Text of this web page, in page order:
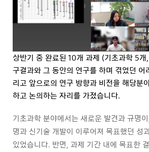
상반기 중 완료된 10개 과제 (기초과학 5
구결과와 그 동안의 연구를 하며 겪었던 어
리고 앞으로의 연구 방향과 비전을 해당분
하고 논의하는 자리를 가졌습니다.
기초과학 분야에서는 새로운 발견과 규명
명과 신기술 개발이 이루어져 목표했던 성
있었습니다. 반면, 과제 기간 내에 목표한